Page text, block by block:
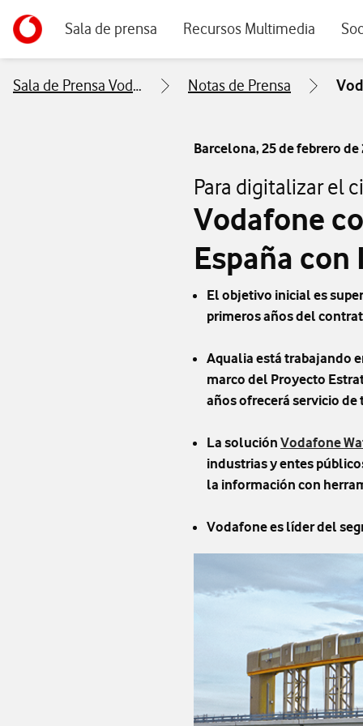
Ir a la pagina principal de vodafone.es
Sala de prensa Recursos Multimedia
Sala de Prensa Vodafone Notas de Prensa
Barcelona, 25 de febrero de
Para digitalizar el
Vodafone
España
El objetivo inicial es
primeros años del
Aqualia está trabajando
marco del Proyecto
años ofrecerá servicio de
La solución Vodafone
industrias y entes
la información con
Vodafone es líder del